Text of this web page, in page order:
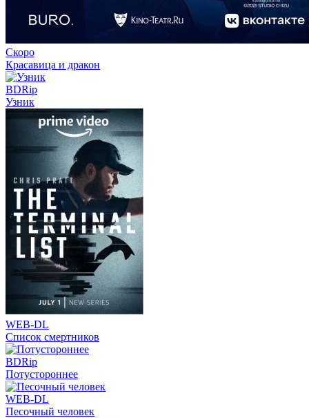
26 . 07
дракона
4 сезон
20 серия
24 . 07
аниме сериал
4 сезон
3 серия
аниме сериалИзгнанный
реинкарнированный тяжёлый рыцарь не
3 серия
23 . 07
аниме сериал
Призрак в доспехах
1 сезон
3 серия
22 . 07
аниме сериал
Опасность в моём сердце
2 сезон
13 серия
21 . 07
аниме сериалРазгневанная леди поклялась
отомстить: Я разрушу
1 сезон
3 серия
21 . 07
мультсериалЦарь горы
15 сезон
10 серия
20 . 07
Скоро
Красавица и дракон
BDRip
Узник
WEB-DL
Список смертников
BDRip
Потустороннее
WEB-DL
Песочный человек